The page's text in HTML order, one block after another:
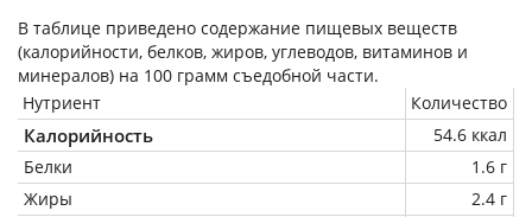
В таблице приведено содержание пищевых веществ
(калорийности, белков, жиров, углеводов, витаминов и
минералов) на 100 грамм съедобной части.
Нутриент
Количество
Калорийность
54.6 ккал
Белки
1.6 г
Жиры
2.4 г